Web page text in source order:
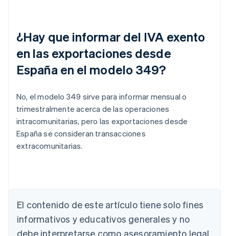
¿Hay que informar del IVA exento
en las exportaciones desde
España en el modelo 349?
No, el modelo 349 sirve para informar mensual o
trimestralmente acerca de las operaciones
intracomunitarias, pero las exportaciones desde
España se consideran transacciones
extracomunitarias.
El contenido de este artículo tiene solo fines
informativos y educativos generales y no
debe interpretarse como asesoramiento legal